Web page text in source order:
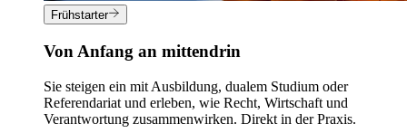
Frühstarter
Von Anfang an mittendrin
Sie steigen ein mit Ausbildung, dualem Studium oder
Referendariat und erleben, wie Recht, Wirtschaft und
Verantwortung zusammenwirken. Direkt in der Praxis.